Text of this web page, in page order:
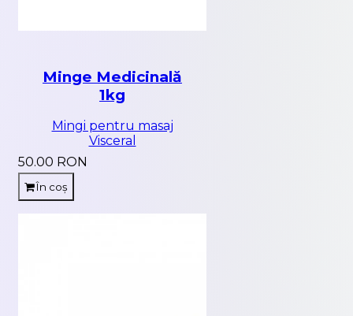
Minge Medicinală
1kg
Mingi pentru masaj
Visceral
50.00 RON
În coș